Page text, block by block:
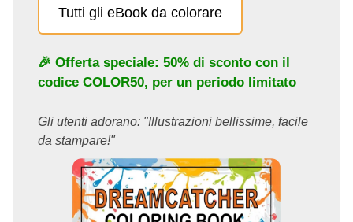
Tutti gli eBook da colorare
🎉 Offerta speciale: 50% di sconto con il
codice COLOR50, per un periodo limitato
Gli utenti adorano: "Illustrazioni bellissime, facile
da stampare!"